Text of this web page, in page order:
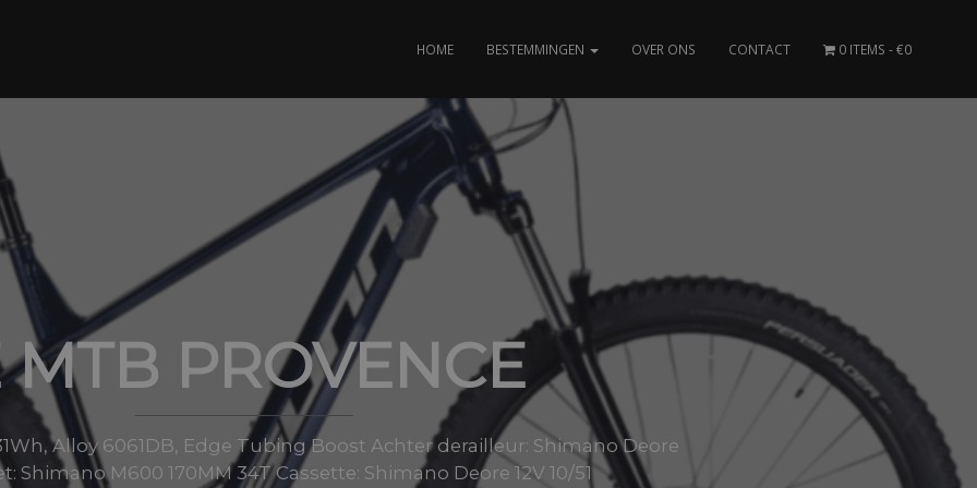
HOME BESTEMMINGEN OVER ONS CONTACT 0 ITEMS €0
MTB PROVENCE
Alloy 6061DB, Edge Tubing Boost Achter derailleur: Shimano Deore
Shimano M600 170MM 34T Cassette: Shimano Deore 12V 10/51